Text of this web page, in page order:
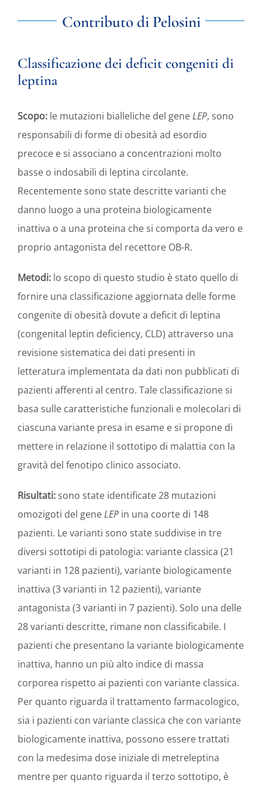
Contributo di Pelosini
Classificazione dei deficit congeniti di
leptina
Scopo: le mutazioni bialleliche del geneLEP, sono
responsabili di forme di obesità ad esordio
precoce e si associano a concentrazioni molto
basse o indosabili di leptina circolante.
Recentemente sono state descritte varianti che
danno luogo a una proteina biologicamente
inattiva o a una proteina che si comporta da vero e
proprio antagonista del recettore OB-R.
Metodi: lo scopo di questo studio è stato quello di
fornire una classificazione aggiornata delle forme
congenite di obesità dovute a deficit di leptina
(congenital leptin deficiency, CLD) attraverso una
revisione sistematica dei dati presenti in
letteratura implementata da dati non pubblicati di
pazienti afferenti al centro. Tale classificazione si
basa sulle caratteristiche funzionali e molecolari di
ciascuna variante presa in esame e si propone di
mettere in relazione il sottotipo di malattia con la
gravità del fenotipo clinico associato.
Risultati: sono state identificate 28 mutazioni
omozigoti del geneLEP in una coorte di 148
pazienti. Le varianti sono state suddivise in tre
diversi sottotipi di patologia: variante classica (21
varianti in 128 pazienti), variante biologicamente
inattiva (3 varianti in 12 pazienti), variante
antagonista (3 varianti in 7 pazienti). Solo una delle
28 varianti descritte, rimane non classificabile. I
pazienti che presentano la variante biologicamente
inattiva, hanno un più alto indice di massa
corporea rispetto ai pazienti con variante classica.
Per quanto riguarda il trattamento farmacologico,
sia i pazienti con variante classica che con variante
biologicamente inattiva, possono essere trattati
con la medesima dose iniziale di metreleptina
mentre per quanto riguarda il terzo sottotipo, è